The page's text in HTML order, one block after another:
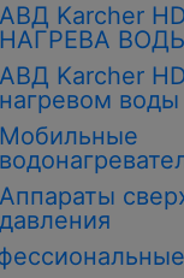
АВД Karcher
НАГРЕВА
АВД Karcher
нагревом воды
Мобильные
Аппараты
давления